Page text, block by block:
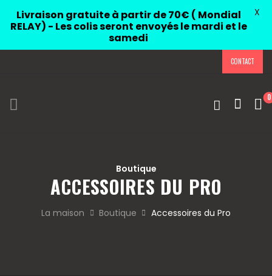
CONTACT
0
Boutique
ACCESSOIRES DU PRO
La maison Boutique Accessoires du Pro
Livraison gratuite à partir de 70€ ( Mondial
RELAY) - Les colis seront envoyés le mardi et le
samedi
X